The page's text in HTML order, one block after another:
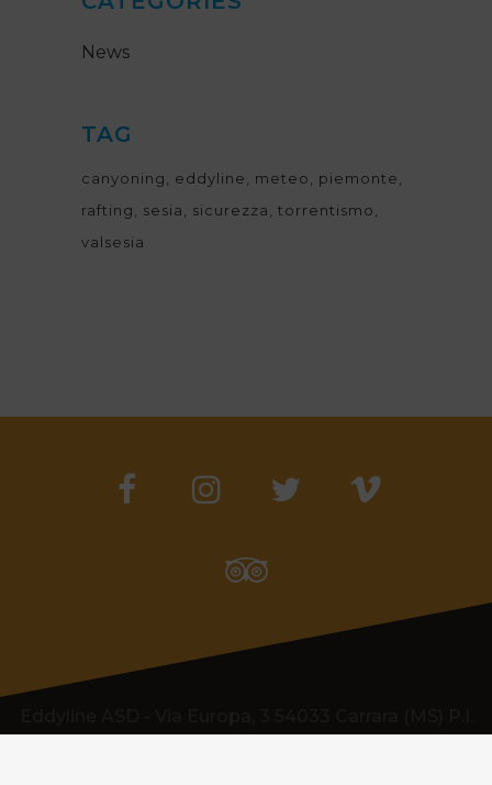
News
TAG
canyoning eddyline meteo
piemonte
rafting
sesia sicurezza
torrentismo
valsesia